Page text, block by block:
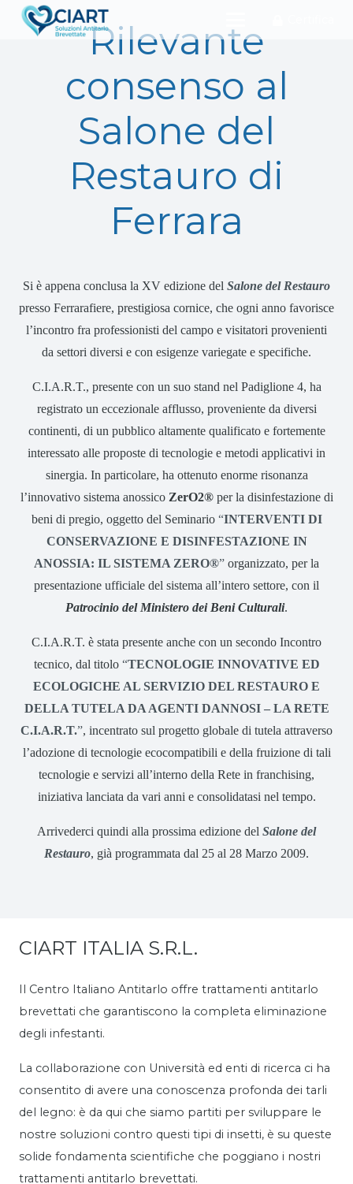
Rilevante
consenso al
Salone del
Restauro di
Ferrara
Si è appena conclusa la XV edizione del Salone del Restauro
presso Ferrarafiere, prestigiosa cornice, che ogni anno favorisce
l’incontro fra professionisti del campo e visitatori provenienti
da settori diversi e con esigenze variegate e specifiche.
C.I.A.R.T., presente con un suo stand nel Padiglione 4, ha
registrato un eccezionale afflusso, proveniente da diversi
continenti, di un pubblico altamente qualificato e fortemente
interessato alle proposte di tecnologie e metodi applicativi in
sinergia. In particolare, ha ottenuto enorme risonanza
l’innovativo sistema anossico ZerO2®per la disinfestazione di
beni di pregio, oggetto del Seminario “INTERVENTI DI
CONSERVAZIONE E DISINFESTAZIONE IN
ANOSSIA: IL SISTEMA ZERO®” organizzato, per la
presentazione ufficiale del sistema all’intero settore, con il
Patrocinio del Ministero dei Beni Culturali.
C.I.A.R.T. è stata presente anche con un secondo Incontro
tecnico, dal titolo “TECNOLOGIE INNOVATIVE ED
ECOLOGICHE AL SERVIZIO DEL RESTAURO E
DELLA TUTELA DA AGENTI DANNOSI – LA RETE
C.I.A.R.T.”, incentrato sul progetto globale di tutela attraverso
l’adozione di tecnologie ecocompatibili e della fruizione di tali
tecnologie e servizi all’interno della Rete in franchising,
iniziativa lanciata da vari anni e consolidatasi nel tempo.
Arrivederci quindi alla prossima edizione del Salone del
Restauro, già programmata dal 25 al 28 Marzo 2009.
CIART ITALIA S.R.L.
Il Centro Italiano Antitarlo offre trattamenti antitarlo
brevettati che garantiscono la completa eliminazione
degli infestanti.
La collaborazione con Università ed enti di ricerca ci ha
consentito di avere una conoscenza profonda dei tarli
del legno: è da qui che siamo partiti per sviluppare le
nostre soluzioni contro questi tipi di insetti, è su queste
solide fondamenta scientifiche che poggiano i nostri
trattamenti antitarlo brevettati.